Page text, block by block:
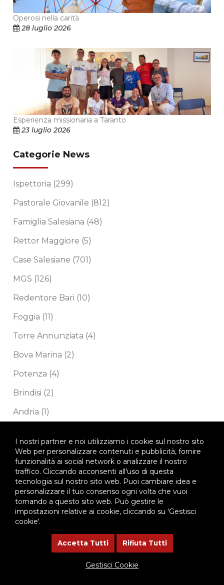
I nostri partner e noi utilizziamo i cookie sul nostro sito
Web per personalizzare contenuti e pubblicità, fornire
funzionalità ai social network o analizzare il nostro
traffico. Cliccando acconsenti all'uso di questa
tecnologia sul nostro sito web. Puoi cambiare idea e
personalizzare il tuo consenso ogni volta che vuoi
tornando a questo sito web. Può gestire le
impostazioni relative ai cookie, cliccando su 'Gestisci
cookie'.
Accetta Tutti Rifiuta Tutti
Gestisci Cookie
Operosi nella carità
28 luglio 2026
Esperienza missionaria a Taranto
23 luglio 2026
Categorie News
Ispettoria (299)
Pastorale Giovanile (812)
Famiglia Salesiana (48)
Rettor Maggiore (5)
Case Salesiane (701)
MGS (126)
Redentore Bari (10)
Foggia (11)
Torre Annunziata (4)
Bova Marina (2)
Potenza (4)
Brindisi (2)
Andria (1)
Pristina(1)
Gjilan(1)
Corigliano Calabro
Animazione Vocazionale(5)
Servizio Civile
Formazione(7)
Comunicazione Sociale(9)